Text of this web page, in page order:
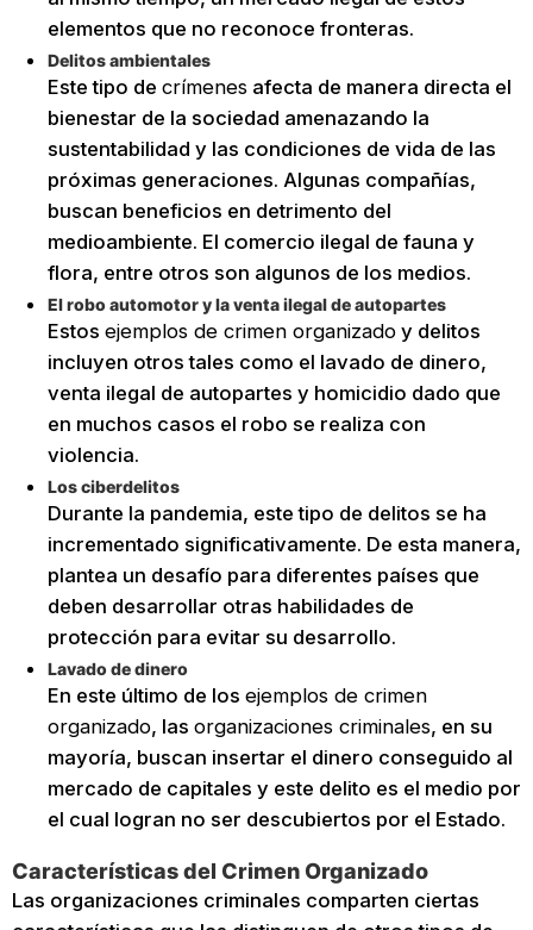
elementos que no reconoce fronteras.
Delitos ambientales
Este tipo de crímenesafecta de manera directa el
bienestar de la sociedad amenazando la
sustentabilidad y las condiciones de vida de las
próximas generaciones. Algunas compañías,
buscan beneficios en detrimento del
medioambiente. El comercio ilegal de fauna y
flora, entre otros son algunos de los medios.
El robo automotor y la venta ilegal de autopartes
Estos ejemplos de crimen organizadoy delitos
incluyen otros tales como el lavado de dinero,
venta ilegal de autopartes y homicidio dado que
en muchos casos el robo se realiza con
violencia.
Los ciberdelitos
Durante la pandemia, este tipo de delitos se ha
incrementado significativamente. De esta manera,
plantea un desafío para diferentes países que
deben desarrollar otras habilidades de
protección para evitar su desarrollo.
Lavado de dinero
En este último de los ejemplos de crimen
organizado, las organizaciones criminales, en su
mayoría, buscan insertar el dinero conseguido al
mercado de capitales y este delito es el medio por
el cual logran no ser descubiertos por el Estado.
Características del Crimen Organizado
Las organizaciones criminales comparten ciertas